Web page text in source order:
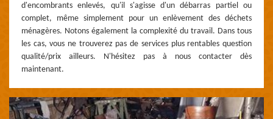
d'encombrants enlevés, qu'il s'agisse d'un débarras partiel ou
complet, même simplement pour un enlèvement des déchets
ménagères. Notons également la complexité du travail. Dans tous
les cas, vous ne trouverez pas de services plus rentables question
qualité/prix ailleurs. N'hésitez pas à nous contacter dès
maintenant.